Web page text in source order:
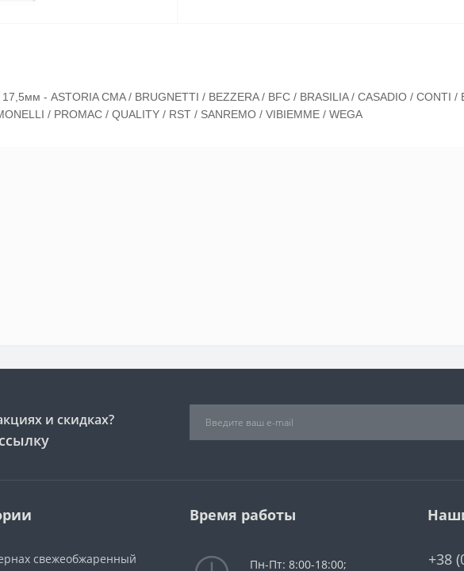
- ASTORIA CMA / BRUGNETTI / BEZZERA / BFC / BRASILIA / CASADIO / CONTI /
/ PROMAC / QUALITY / RST / SANREMO / VIBIEMME / WEGA
и скидках?
свежеобжаренный
Время работы
Пн-Пт: 8:00-18:00; +38